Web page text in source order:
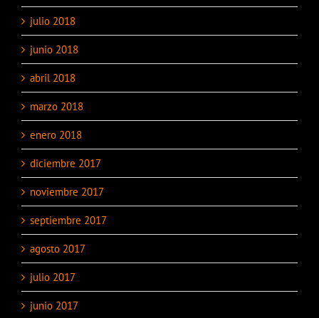
julio 2018
junio 2018
abril 2018
marzo 2018
enero 2018
diciembre 2017
noviembre 2017
septiembre 2017
agosto 2017
julio 2017
junio 2017